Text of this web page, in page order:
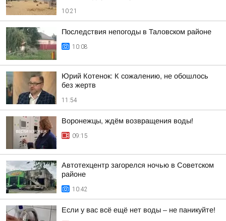
10:21
Последствия непогоды в Таловском районе
10:08
Юрий Котенок: К сожалению, не обошлось
без жертв
11:54
Воронежцы, ждём возвращения воды!
09:15
Автотехцентр загорелся ночью в Советском
районе
10:42
Если у вас всё ещё нет воды – не паникуйте!